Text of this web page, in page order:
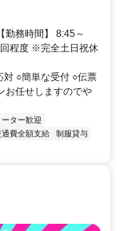
16分
勤務時間】 8:45～
程度 ※完全土日祝休
対 ○簡単な受付 ○伝票
お任せしますのでや
ーター歓迎
通費全額支給
制服貸与